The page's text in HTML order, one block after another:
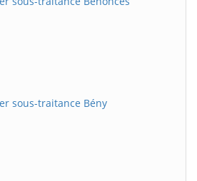
sous-traitance Bény